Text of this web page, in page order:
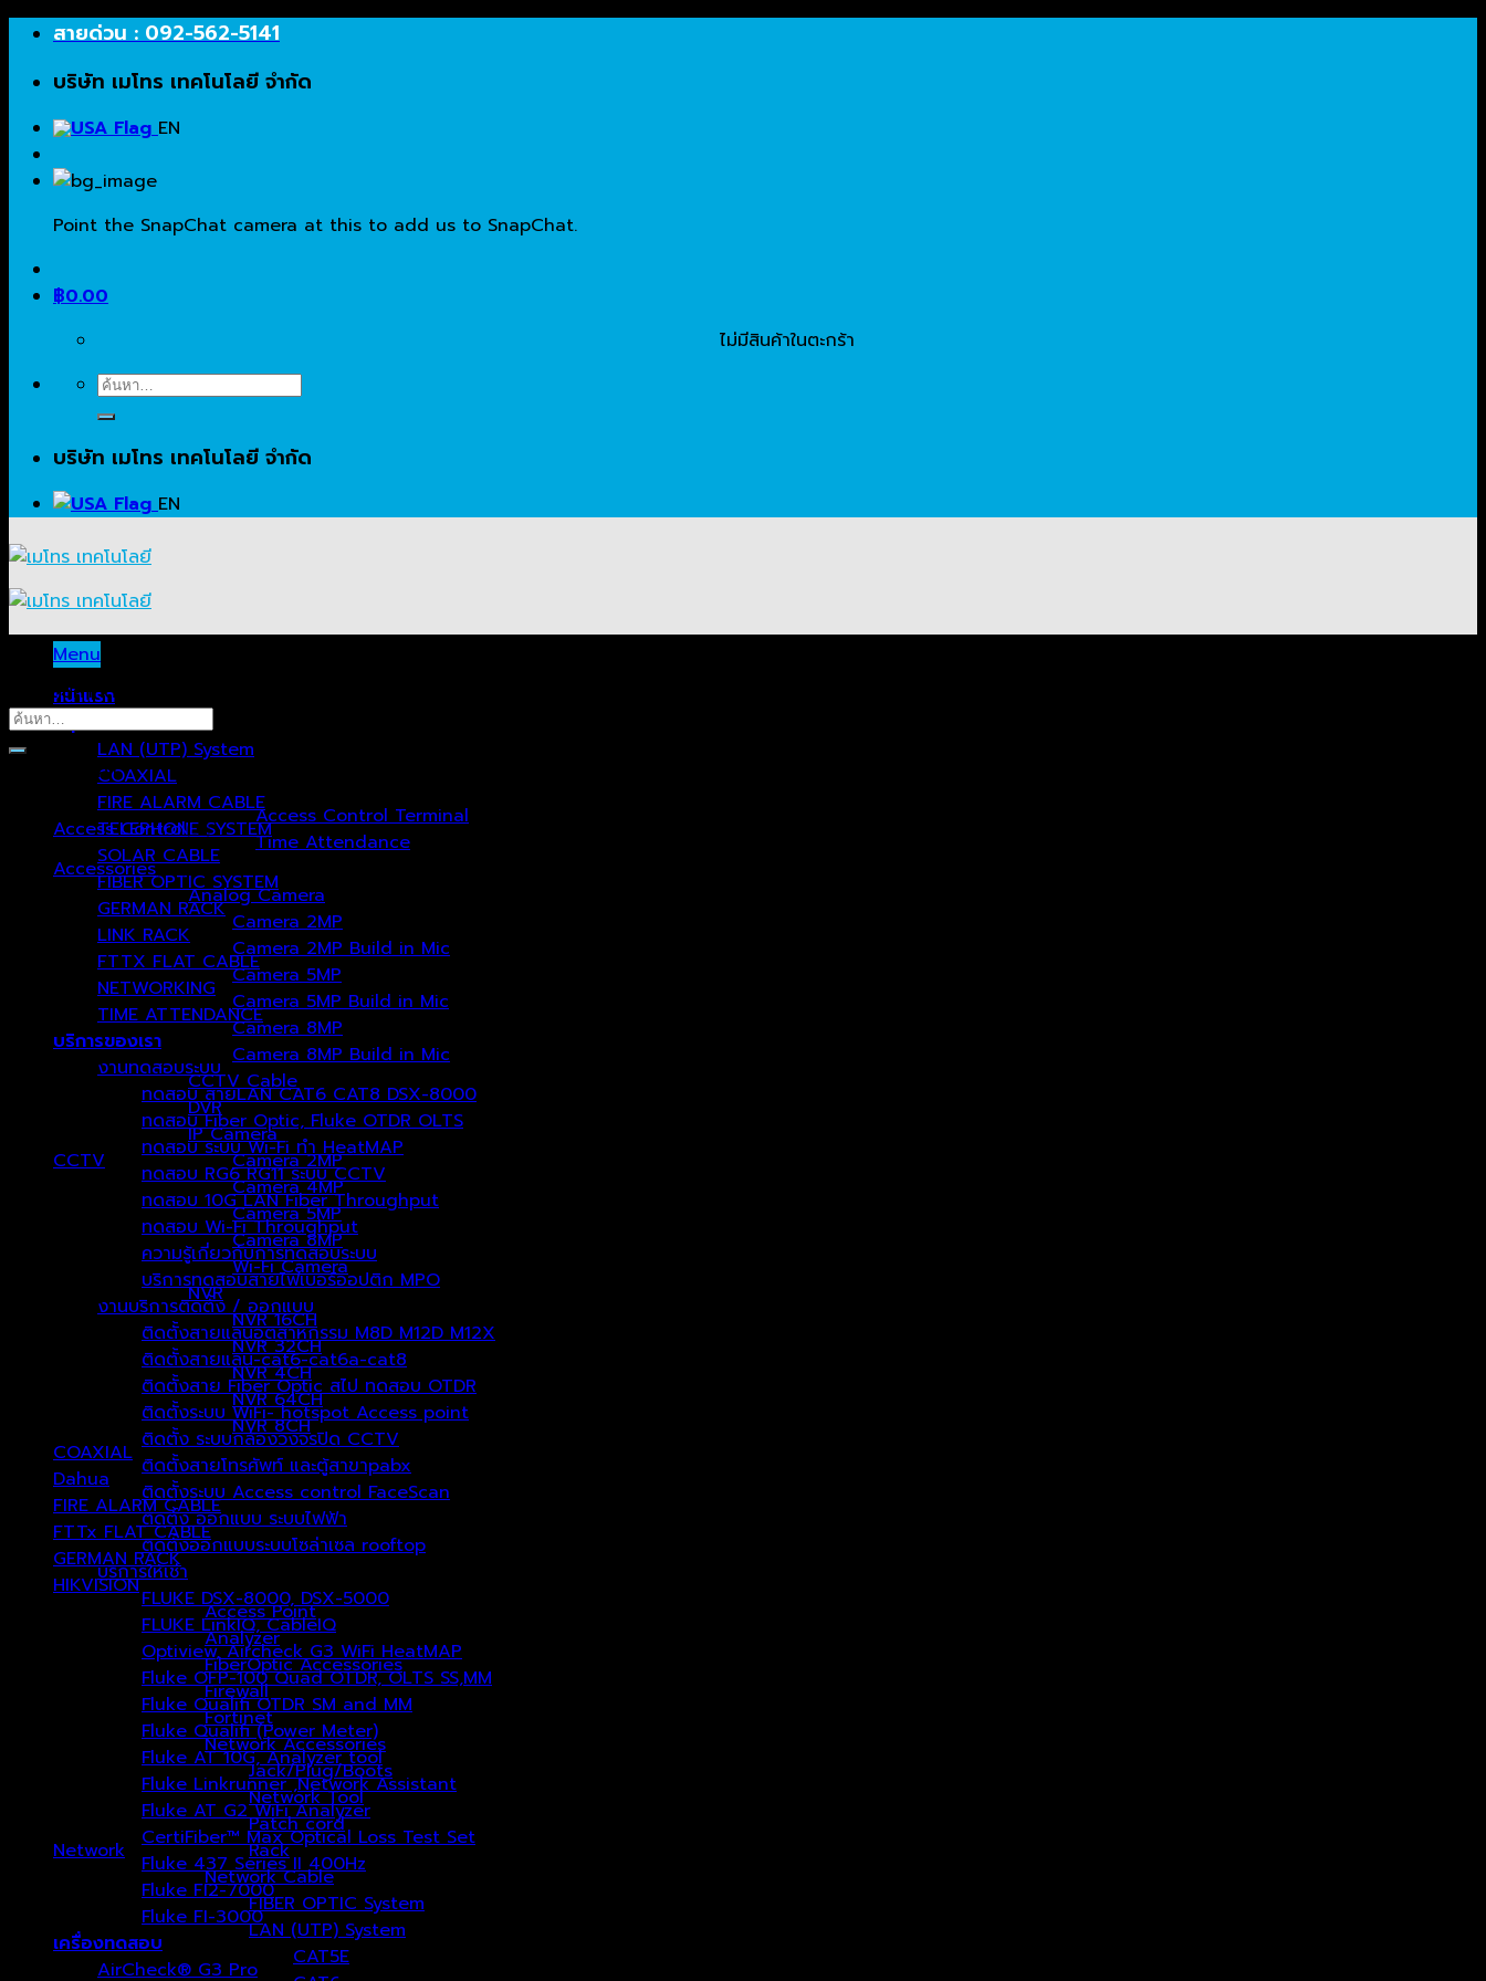
Skip
content
สายด่วน : 092-562-5141
บริษัท เมโทร เทคโนโลยี จำกัด
EN
Point the SnapChat camera at this to add us to SnapChat.
฿0.00
ไม่มีสินค้าในตะกร้า
ค้นหา:
บริษัท เมโทร เทคโนโลยี จำกัด
EN
Menu
หน้าแรก
กลุ่มสินค้า
LAN (UTP) System
COAXIAL
FIRE ALARM CABLE
TELEPHONE SYSTEM
SOLAR CABLE
FIBER OPTIC SYSTEM
GERMAN RACK
LINK RACK
FTTX FLAT CABLE
NETWORKING
TIME ATTENDANCE
บริการของเรา
งานทดสอบระบบ
ทดสอบ สายLAN CAT6 CAT8 DSX-8000
ทดสอบ Fiber Optic, Fluke OTDR OLTS
ทดสอบ ระบบ Wi-Fi ทำ HeatMAP
ทดสอบ RG6 RG11 ระบบ CCTV
ทดสอบ 10G LAN Fiber Throughput
ทดสอบ Wi-Fi Throughput
ความรู้เกี่ยวกับการทดสอบระบบ
บริการทดสอบสายไฟเบอร์ออปติก MPO
งานบริการติดตั้ง / ออกแบบ
ติดตั้งสายแลนอุตสาหกรรม M8D M12D M12X
ติดตั้งสายแลน-cat6-cat6a-cat8
ติดตั้งสาย Fiber Optic สไป ทดสอบ OTDR
ติดตั้งระบบ WiFi- hotspot Access point
ติดตั้ง ระบบกล้องวงจรปิด CCTV
ติดตั้งสายโทรศัพท์ และตู้สาขาpabx
ติดตั้งระบบ Access control FaceScan
ติดตั้ง ออกแบบ ระบบไฟฟ้า
ติดตั้งออกแบบระบบโซล่าเซล rooftop
บริการให้เช่า
FLUKE DSX-8000, DSX-5000
FLUKE LinkIQ, CableIQ
Optiview, Aircheck G3 WiFi HeatMAP
Fluke OFP-100 Quad OTDR, OLTS SS,MM
Fluke Qualifi OTDR SM and MM
Fluke Qualifi (Power Meter)
Fluke AT 10G, Analyzer tool
Fluke Linkrunner ,Network Assistant
Fluke AT G2 WiFi Analyzer
CertiFiber™ Max Optical Loss Test Set
Fluke 437 Series II 400Hz
Fluke FI2-7000
Fluke FI-3000
เครื่องทดสอบ
AirCheck® G3 Pro
ค้นหาสินค้าที่ต้องการ…
ค้นหา:
หมวดหมู่สินค้า
Access Control(51)
Access Control Terminal
Time Attendance
Accessories(24)
CCTV (237)
Analog Camera
Camera 2MP
Camera 2MP Build in Mic
Camera 5MP
Camera 5MP Build in Mic
Camera 8MP
Camera 8MP Build in Mic
CCTV Cable
DVR
IP Camera
Camera 2MP
Camera 4MP
Camera 5MP
Camera 8MP
Wi-Fi Camera
NVR
NVR 16CH
NVR 32CH
NVR 4CH
NVR 64CH
NVR 8CH
COAXIAL (1)
Dahua (177)
FIRE ALARM CABLE(1)
FTTx FLAT CABLE(2)
GERMAN RACK(1)
HIKVISION(115)
Network (136)
Access Point
Analyzer
FiberOptic Accessories
Firewall
Fortinet
Network Accessories
Jack/Plug/Boots
Network Tool
Patch cord
Rack
Network Cable
FIBER OPTIC System
LAN (UTP) System
CAT5E